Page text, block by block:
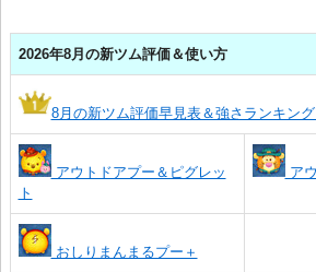
2026年8月の新ツム評価＆使い方
8月の新ツム評価早見表＆強さランキン
アウトドアプー＆ピグレッ
ト
ア
おしりまんまるプー＋